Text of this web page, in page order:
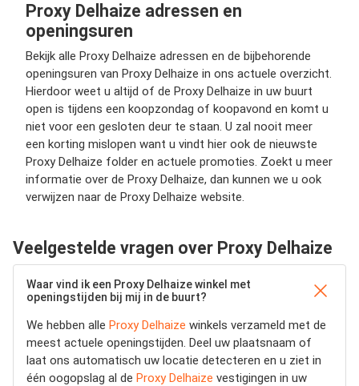
Proxy Delhaize adressen en
openingsuren
Bekijk alle Proxy Delhaize adressen en de bijbehorende
openingsuren van Proxy Delhaize in ons actuele overzicht.
Hierdoor weet u altijd of de Proxy Delhaize in uw buurt
open is tijdens een koopzondag of koopavond en komt u
niet voor een gesloten deur te staan. U zal nooit meer
een korting mislopen want u vindt hier ook de nieuwste
Proxy Delhaize folder en actuele promoties. Zoekt u meer
informatie over de Proxy Delhaize, dan kunnen we u ook
verwijzen naar de Proxy Delhaize website.
Veelgestelde vragen over Proxy Delhaize
Waar vind ik een Proxy Delhaize winkel met
openingstijden bij mij in de buurt?
We hebben alle Proxy Delhaize winkels verzameld met de
meest actuele openingstijden. Deel uw plaatsnaam of
laat ons automatisch uw locatie detecteren en u ziet in
één oogopslag al de Proxy Delhaize vestigingen in uw